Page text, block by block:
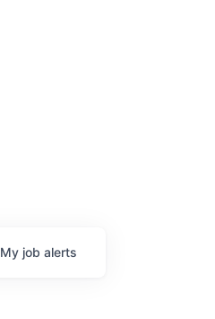
My job alerts